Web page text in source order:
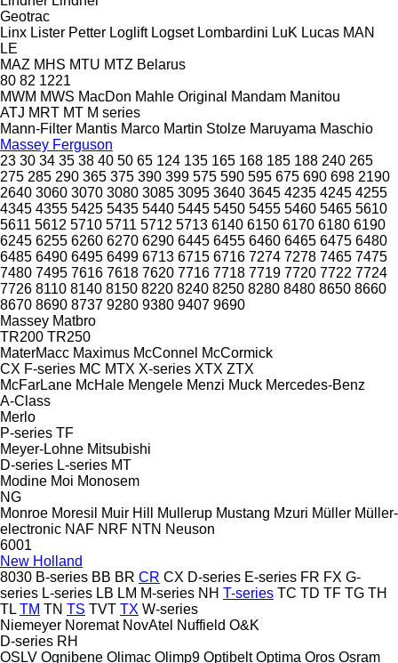
Geotrac
Linx Lister Petter Loglift Logset Lombardini LuK Lucas MAN
LE
MAZ MHS MTU MTZ Belarus
80 82 1221
MWM MWS MacDon Mahle Original Mandam Manitou
ATJ MRT MT M series
Mann-Filter Mantis Marco Martin Stolze Maruyama Maschio
Massey Ferguson
23 30 34 35 38 40 50 65 124 135 165 168 185 188 240 265
275 285 290 365 375 390 399 575 590 595 675 690 698 2190
2640 3060 3070 3080 3085 3095 3640 3645 4235 4245 4255
4345 4355 5425 5435 5440 5445 5450 5455 5460 5465 5610
5611 5612 5710 5711 5712 5713 6140 6150 6170 6180 6190
6245 6255 6260 6270 6290 6445 6455 6460 6465 6475 6480
6485 6490 6495 6499 6713 6715 6716 7274 7278 7465 7475
7480 7495 7616 7618 7620 7716 7718 7719 7720 7722 7724
7726 8110 8140 8150 8220 8240 8250 8280 8480 8650 8660
8670 8690 8737 9280 9380 9407 9690
Massey Matbro
TR200 TR250
MaterMacc Maximus McConnel McCormick
CX F-series MC MTX X-series XTX ZTX
McFarLane McHale Mengele Menzi Muck Mercedes-Benz
A-Class
Merlo
P-series TF
Meyer-Lohne Mitsubishi
D-series L-series MT
Modine Moi Monosem
NG
Monroe Moresil Muir Hill Mullerup Mustang Mzuri Müller Müller-
electronic NAF NRF NTN Neuson
6001
New Holland
8030 B-series BB BR CR CX D-series E-series FR FX G-
series L-series LB LM M-series NH T-series TC TD TF TG TH
TL TM TN TS TVT TX W-series
Niemeyer Noremat NovAtel Nuffield O&K
D-series RH
OSLV Ognibene Olimac Olimp9 Optibelt Optima Oros Osram